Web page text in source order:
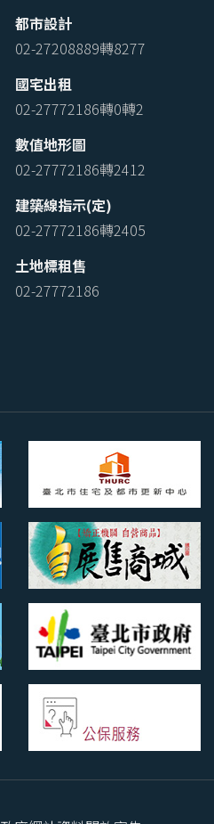
都市設計
02-27208889轉8277
國宅出租
02-27772186轉0轉2
數值地形圖
02-27772186轉2412
建築線指示(定)
02-27772186轉2405
土地標租售
02-27772186